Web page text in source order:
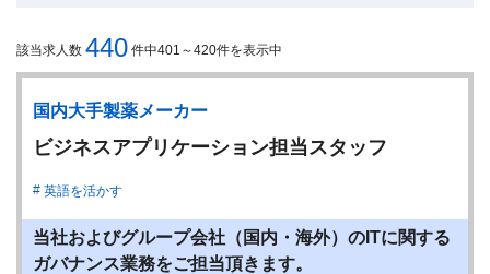
該当求人数 440 件中401～420件を表示中
国内大手製薬メーカー
ビジネスアプリケーション担当スタッフ
英語を活かす
当社およびグループ会社（国内・海外）のITに関する
ガバナンス業務をご担当頂きます。